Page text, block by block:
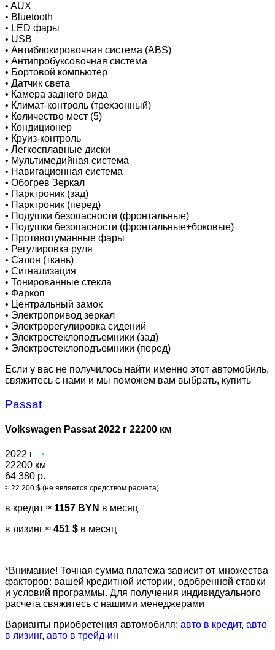
• AUX
• Bluetooth
• LED фары
• USB
• Антиблокировочная система (ABS)
• Антипробуксовочная система
• Бортовой компьютер
• Датчик света
• Камера заднего вида
• Климат-контроль (трехзонный)
• Количество мест (5)
• Кондиционер
• Круиз-контроль
• Легкосплавные диски
• Мультимедийная система
• Навигационная система
• Обогрев Зеркал
• Парктроник (зад)
• Парктроник (перед)
• Подушки безопасности (фронтальные)
• Подушки безопасности (фронтальные+боковые)
• Противотуманные фары
• Регулировка руля
• Салон (ткань)
• Сигнализация
• Тонированные стекла
• Фаркоп
• Центральный замок
• Электропривод зеркал
• Электрорегулировка сидений
• Электростеклоподъемники (зад)
• Электростеклоподъемники (перед)
Если у вас не получилось найти именно этот автомобиль,
свяжитесь с нами и мы поможем вам выбрать, купить
Passat
Volkswagen Passat 2022 г 22200 км
2022 г
22200 км
64 380 р.
≈ 22 200 $ (не является средством расчета)
в кредит ≈ 1157 BYN в месяц
в лизинг ≈ 451 $ в месяц
*Внимание! Точная сумма платежа зависит от множества
факторов: вашей кредитной истории, одобренной ставки
и условий программы. Для получения индивидуального
расчета свяжитесь с нашими менеджерами
Варианты приобретения автомобиля: авто в кредит, авто
в лизинг, авто в трейд-ин